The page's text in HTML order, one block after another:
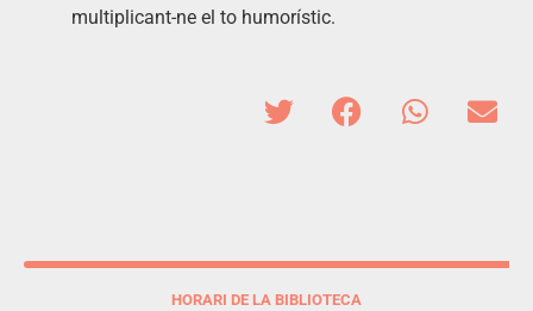
multiplicant-ne el to humorístic.
HORARI DE LA BIBLIOTECA